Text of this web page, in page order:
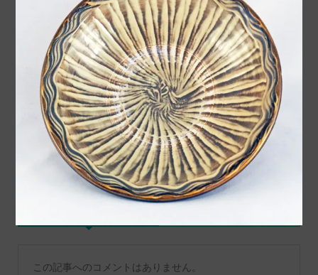
BENIYA INSTAGRAM
令和６年９月出荷作品のご
紹介
コメント
コメント ( 0 )
トラックバックは利用でき
この記事へのコメントはありません。